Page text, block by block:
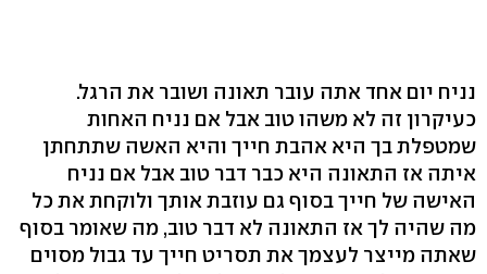
נניח יום אחד אתה עובר תאונה ושובר את הרגל.
כעיקרון זה לא משהו טוב אבל אם נניח האחות
שמטפלת בך היא אהבת חייך והיא האשה שתתחתן
איתה אז התאונה היא כבר דבר טוב אבל אם נניח
האישה של חייך בסוף גם עוזבת אותך ולוקחת את כל
מה שהיה לך אז התאונה לא דבר טוב, מה שאומר בסוף
שאתה מייצר לעצמך את תסריט חייך עד גבול מסוים